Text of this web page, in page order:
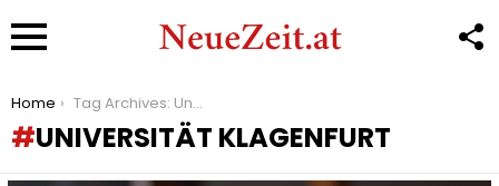
You are here:
Home Tag Archives: Universität Klagenfurt
UNIVERSITÄT KLAGENFURT